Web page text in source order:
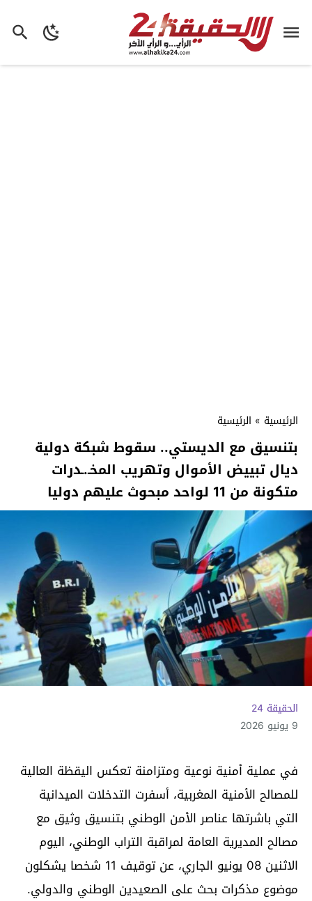
الرئيسية » الرئيسية
بتنسيق مع الديستي.. سقوط شبكة دولية
ديال تبييض الأموال وتهريب المخـ.ـدرات
متكونة من 11 لواحد مبحوث عليهم دوليا
الحقيقة 24
9 يونيو 2026
في عملية أمنية نوعية ومتزامنة تعكس اليقظة العالية
للمصالح الأمنية المغربية، أسفرت التدخلات الميدانية
التي باشرتها عناصر الأمن الوطني بتنسيق وثيق مع
مصالح المديرية العامة لمراقبة التراب الوطني، اليوم
الاثنين 08 يونيو الجاري، عن توقيف 11 شخصا يشكلون
موضوع مذكرات بحث على الصعيدين الوطني والدولي.